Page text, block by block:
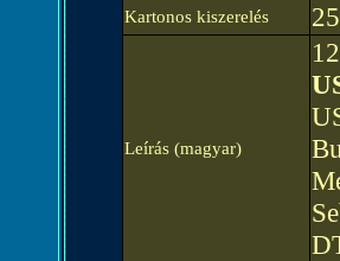
Kartonos kiszerelés 25
Leírás (magyar)